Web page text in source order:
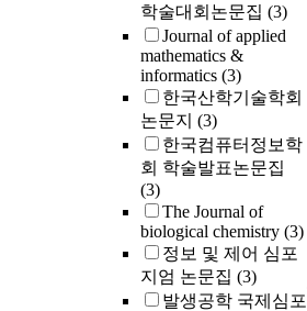
학술대회논문집 (3)
Journal of applied
mathematics &
informatics (3)
한국산학기술학회
논문지 (3)
한국컴퓨터정보학
회 학술발표논문집
(3)
The Journal of
biological chemistry (3)
정보 및 제어 심포
지엄 논문집 (3)
발생공학 국제심포